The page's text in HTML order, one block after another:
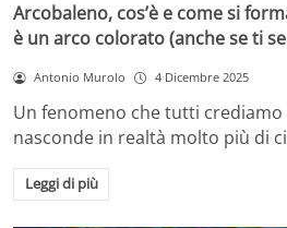
Arcobaleno, cos’è e come si
è un arco colorato (anche se ti
Antonio Murolo 4 Dicembre 2025
Un fenomeno che tutti
nasconde in realtà molto più di
Leggi di più